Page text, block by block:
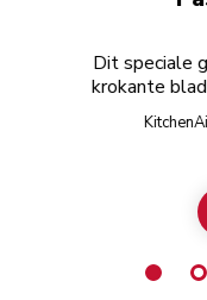
Dit speciale
krokante